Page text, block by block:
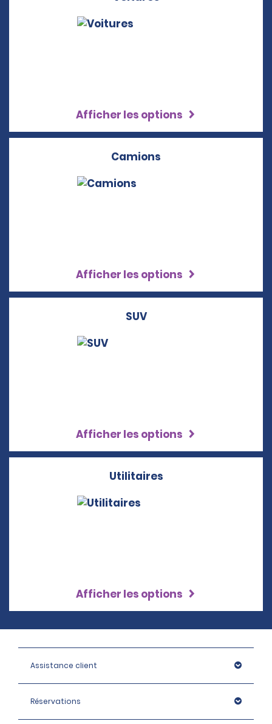
Afficher les options
Camions
Afficher les options
SUV
Afficher les options
Utilitaires
Afficher les options
Assistance client
Réservations